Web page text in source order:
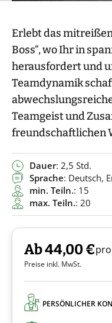
Erlebt das
Boss“, wo Ihr in
herausfordert und
Teamdynamik
Teamgeist und
freundschaftlichen
Dauer: 2,5 Std.
Sprache: Deutsch,
min. Teiln.: 15
max. Teiln.: 20
Ab 44,00 €
Preise inkl. MwSt.
PERSÖNLICHER